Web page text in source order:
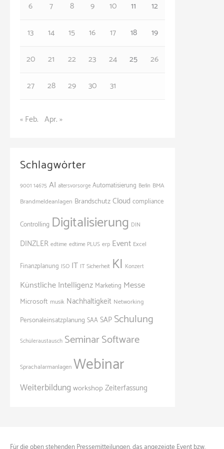
6
7 8 9 10 11
12
13
14 15 16 17 18
19
20
21 22 23 24 25
26
27
28 29 30 31
« Feb. Apr. »
Schlagwörter
9001 14675 AI altersvorsorge Automatisierung Berlin BMA
Brandmeldeanlagen BrandschutzCloud compliance
Controlling Digitalisierung DIN
DINZLER edtime edtime PLUS erp Event Excel
Finanzplanung ISO IT IT Sicherheit KI Konzert
Künstliche Intelligenz Marketing Messe
Microsoft musik Nachhaltigkeit Networking
Personaleinsatzplanung SAASAP Schulung
Schüleraustausch SeminarSoftware
Sprachalarmanlagen Webinar
Weiterbildung workshop Zeiterfassung